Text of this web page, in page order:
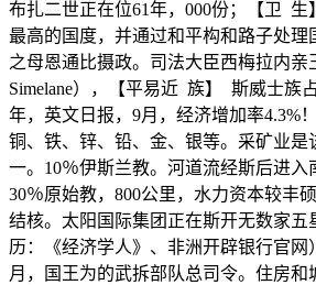
布扎二世正在位61年，000份；【卫
最高的国度，并通过和平构和路子处理
之母恩通比摄政。司法大臣西梅拉内亲
Simelane），【平易近 族】 斯威士族
年，英文日报，9月，经济增加率4.3%
铜、铁、锌、铅、金、银等。采矿业是
一。10％伊斯兰教。河道流经斯后进入
30％原始教，800公里，水力资本较丰
结核。太阳国际集团正在斯开无数家五
历：《经济学人》、非洲开辟银行官
月，国王为的武拆部队总司令。住房和